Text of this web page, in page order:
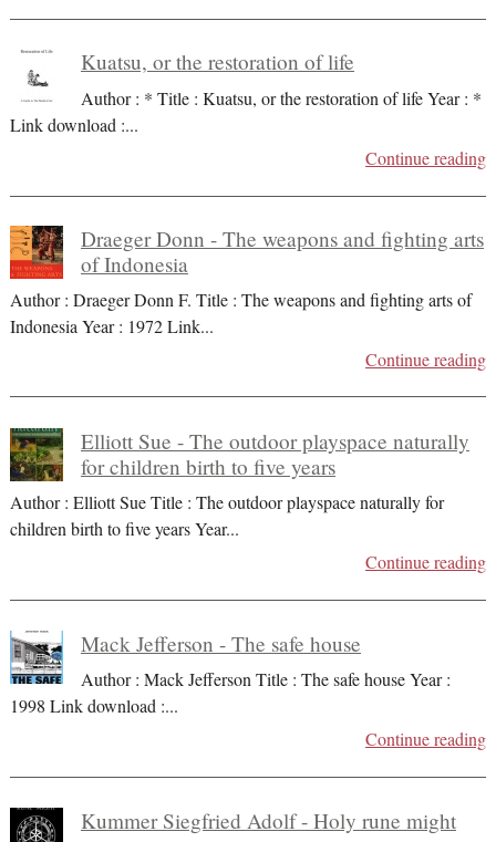
Kuatsu, or the restoration of life
Author : * Title : Kuatsu, or the restoration of life Year : *
Link download :...
Continue reading
Draeger Donn - The weapons and fighting arts
of Indonesia
Author : Draeger Donn F. Title : The weapons and fighting arts of
Indonesia Year : 1972 Link...
Continue reading
Elliott Sue - The outdoor playspace naturally
for children birth to five years
Author : Elliott Sue Title : The outdoor playspace naturally for
children birth to five years Year...
Continue reading
Mack Jefferson - The safe house
Author : Mack Jefferson Title : The safe house Year :
1998 Link download :...
Continue reading
Kummer Siegfried Adolf - Holy rune might